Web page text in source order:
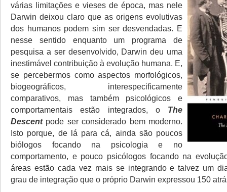
várias limitações e vieses de época, mas nele
Darwin deixou claro que as origens evolutivas
dos humanos podem sim ser desvendadas. E
nesse sentido enquanto um programa de
pesquisa a ser desenvolvido, Darwin deu uma
inestimável contribuição à evolução humana. E,
se percebermos como aspectos morfológicos,
biogeográficos, interespecificamente
comparativos, mas também psicológicos e
comportamentais estão integrados, o The
Descentpode ser considerado bem moderno.
Isto porque, de lá para cá, ainda são poucos
biólogos focando na psicologia e no
comportamento, e pouco psicólogos focando na
áreas estão cada vez mais se integrando e talvez um
grau de integração que o próprio Darwin expressou 150